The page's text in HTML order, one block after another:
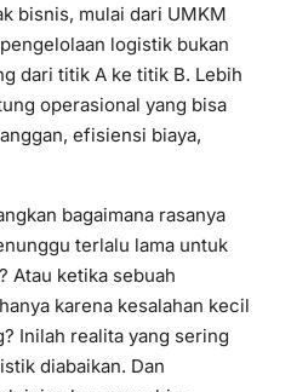
bisnis, mulai dari UMKM
logistik bukan
dari titik A ke titik B. Lebih
operasional yang bisa
efisiensi biaya,
bagaimana rasanya
terlalu lama untuk
Atau ketika sebuah
karena kesalahan kecil
Inilah realita yang sering
diabaikan. Dan